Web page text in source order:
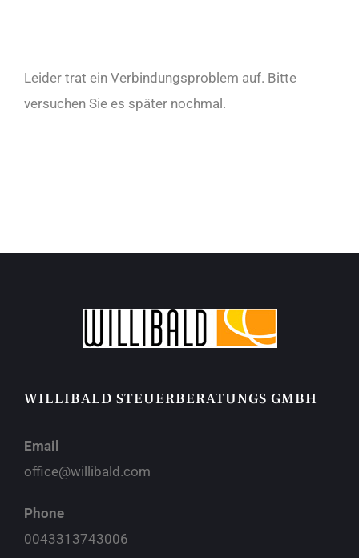
Leider trat ein Verbindungsproblem auf. Bitte
versuchen Sie es später nochmal.
WILLIBALD STEUERBERATUNGS GMBH
Email
office@willibald.com
Phone
0043313743006